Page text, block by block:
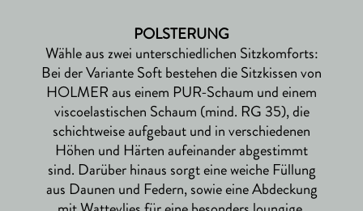
POLSTERUNG
Wähle aus zwei unterschiedlichen Sitzkomforts:
Bei der Variante Soft bestehen die Sitzkissen von
HOLMER aus einem PUR-Schaum und einem
viscoelastischen Schaum (mind. RG 35), die
schichtweise aufgebaut und in verschiedenen
Höhen und Härten aufeinander abgestimmt
sind. Darüber hinaus sorgt eine weiche Füllung
aus Daunen und Federn, sowie eine Abdeckung